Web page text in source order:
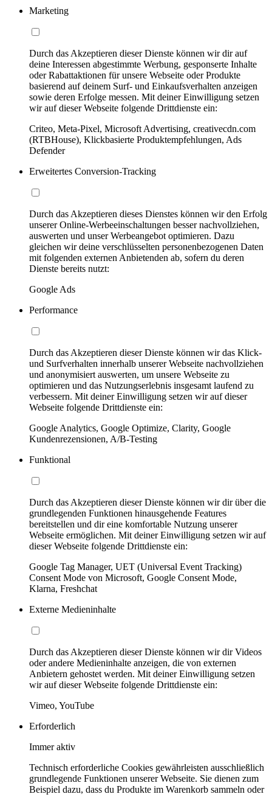
Marketing
Durch das Akzeptieren dieser Dienste können wir dir auf
deine Interessen abgestimmte Werbung, gesponserte Inhalte
oder Rabattaktionen für unsere Webseite oder Produkte
basierend auf deinem Surf- und Einkaufsverhalten anzeigen
sowie deren Erfolge messen. Mit deiner Einwilligung setzen
wir auf dieser Webseite folgende Drittdienste ein:
Criteo, Meta-Pixel, Microsoft Advertising, creativecdn.com
(RTBHouse), Klickbasierte Produktempfehlungen, Ads
Defender
Erweitertes Conversion-Tracking
Durch das Akzeptieren dieses Dienstes können wir den Erfolg
unserer Online-Werbeeinschaltungen besser nachvollziehen,
auswerten und unser Werbeangebot optimieren. Dazu
gleichen wir deine verschlüsselten personenbezogenen Daten
mit folgenden externen Anbietenden ab, sofern du deren
Dienste bereits nutzt:
Google Ads
Performance
Durch das Akzeptieren dieser Dienste können wir das Klick-
und Surfverhalten innerhalb unserer Webseite nachvollziehen
und anonymisiert auswerten, um unsere Webseite zu
optimieren und das Nutzungserlebnis insgesamt laufend zu
verbessern. Mit deiner Einwilligung setzen wir auf dieser
Webseite folgende Drittdienste ein:
Google Analytics, Google Optimize, Clarity, Google
Kundenrezensionen, A/B-Testing
Funktional
Durch das Akzeptieren dieser Dienste können wir dir über die
grundlegenden Funktionen hinausgehende Features
bereitstellen und dir eine komfortable Nutzung unserer
Webseite ermöglichen. Mit deiner Einwilligung setzen wir auf
dieser Webseite folgende Drittdienste ein:
Google Tag Manager, UET (Universal Event Tracking)
Consent Mode von Microsoft, Google Consent Mode,
Klarna, Freshchat
Externe Medieninhalte
Durch das Akzeptieren dieser Dienste können wir dir Videos
oder andere Medieninhalte anzeigen, die von externen
Anbietern gehostet werden. Mit deiner Einwilligung setzen
wir auf dieser Webseite folgende Drittdienste ein:
Vimeo, YouTube
Erforderlich
Immer aktiv
Technisch erforderliche Cookies gewährleisten ausschließlich
grundlegende Funktionen unserer Webseite. Sie dienen zum
Beispiel dazu, dass du Produkte im Warenkorb sammeln oder